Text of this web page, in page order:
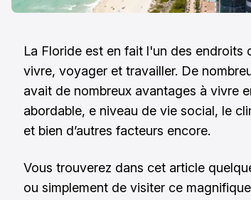
La Floride est en fait l'un des endroits
vivre, voyager et travailler. De
avait de nombreux avantages à vivre
abordable, e niveau de vie social, le
et bien d’autres facteurs encore.
Vous trouverez dans cet article
ou simplement de visiter ce